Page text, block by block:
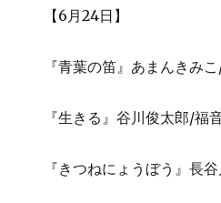
【6月24日】
『青葉の笛』あまんきみ
『生きる』谷川俊太郎/福
『きつねにょうぼう』長